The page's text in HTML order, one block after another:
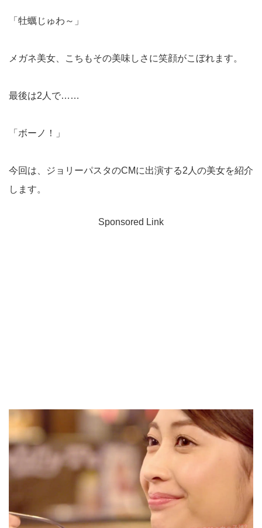
「牡蠣じゅわ～」
メガネ美女、こちもその美味しさに笑顔がこぼれます。
最後は2人で……
「ボーノ！」
今回は、ジョリーパスタのCMに出演する2人の美女を紹介
します。
Sponsored Link